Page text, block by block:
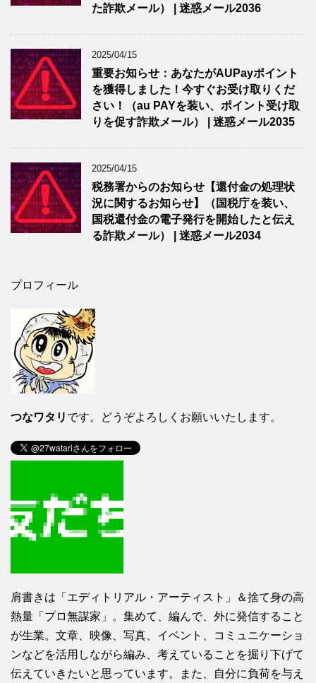
た詐欺メール） | 迷惑メール2036
2025/04/15
重要お知らせ：あなたがAUPayポイント
を獲得しました！今すぐお受け取りくだ
さい！（au PAYを装い、ポイント受け取
りを促す詐欺メール） | 迷惑メール2035
2025/04/15
税務署からのお知らせ【還付金の処理状
況に関するお知らせ】（国税庁を装い、
国税還付金の電子発行を開始したと伝え
る詐欺メール） | 迷惑メール2034
プロフィール
つなワタリ です。どうぞよろしくお願いいたします。
肩書きは「エディトリアル・アーティスト」＆捨て身の高
熱量「プロ無謀家」。集めて、編んで、外に発信すること
が生業。文章、映像、写真、イベント、コミュニケーショ
ンなどを活用しながら編み、考えていることを掘り下げて
伝えていきたいと思っています。また、自分に負荷を与え